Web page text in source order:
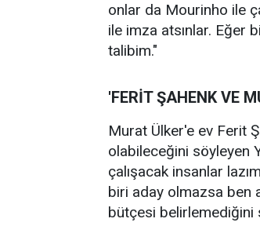
onlar da Mourinho ile
ile imza atsınlar. Eğer
talibim."
'FERİT ŞAHENK VE
Murat Ülker'e ev Ferit
olabileceğini söyleyen
çalışacak insanlar
biri aday olmazsa ben
bütçesi belirlemediğini